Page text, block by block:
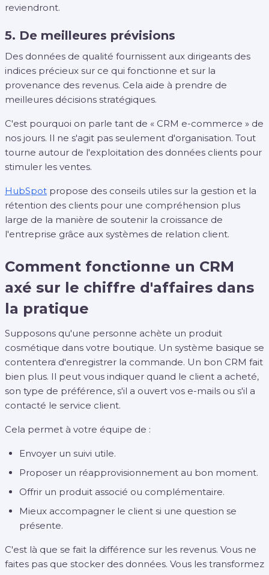
reviendront.
5. De meilleures prévisions
Des données de qualité fournissent aux dirigeants des
indices précieux sur ce qui fonctionne et sur la
provenance des revenus. Cela aide à prendre de
meilleures décisions stratégiques.
C'est pourquoi on parle tant de « CRM e-commerce » de
nos jours. Il ne s'agit pas seulement d'organisation. Tout
tourne autour de l'exploitation des données clients pour
stimuler les ventes.
HubSpot propose des conseils utiles sur la gestion et la
rétention des clients pour une compréhension plus
large de la manière de soutenir la croissance de
l'entreprise grâce aux systèmes de relation client.
Comment fonctionne un CRM
axé sur le chiffre d'affaires dans
la pratique
Supposons qu'une personne achète un produit
cosmétique dans votre boutique. Un système basique se
contentera d'enregistrer la commande. Un bon CRM fait
bien plus. Il peut vous indiquer quand le client a acheté,
son type de préférence, s'il a ouvert vos e-mails ou s'il a
contacté le service client.
Cela permet à votre équipe de :
Envoyer un suivi utile.
Proposer un réapprovisionnement au bon moment.
Offrir un produit associé ou complémentaire.
Mieux accompagner le client si une question se
présente.
C'est là que se fait la différence sur les revenus. Vous ne
faites pas que stocker des données. Vous les transformez